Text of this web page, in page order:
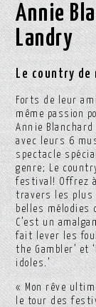
Annie
Landry
Le country de
Forts de leur
même passion
Annie
avec leurs 6
spectacle
genre; Le
festival! Offrez
travers les plus
belles mélodies
C’est un
fait lever les
the Gambler’ et
idoles.’
« Mon rêve
le tour des